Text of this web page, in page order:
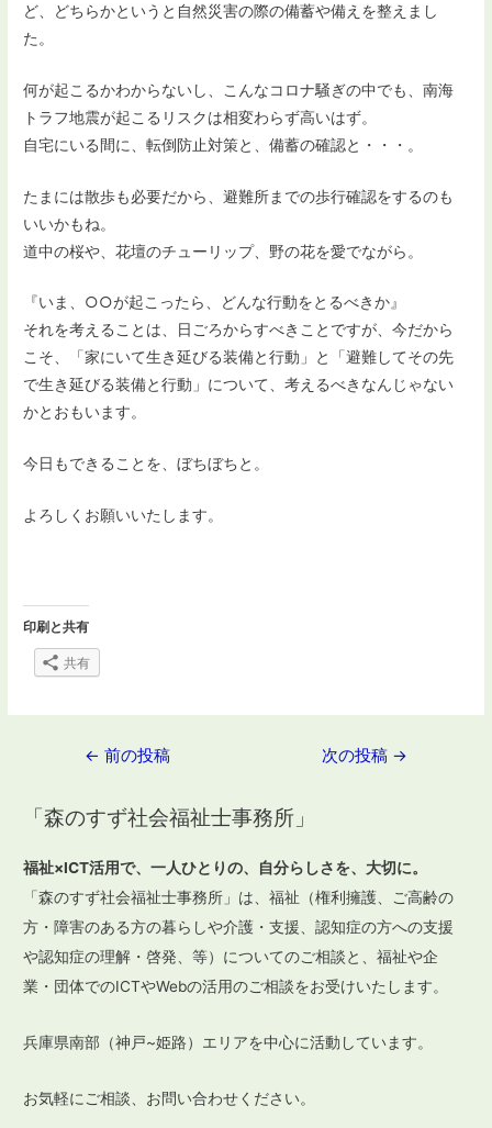
ど、どちらかというと自然災害の際の備蓄や備えを整えまし
た。
何が起こるかわからないし、こんなコロナ騒ぎの中でも、南海
トラフ地震が起こるリスクは相変わらず高いはず。
自宅にいる間に、転倒防止対策と、備蓄の確認と・・・。
たまには散歩も必要だから、避難所までの歩行確認をするのも
いいかもね。
道中の桜や、花壇のチューリップ、野の花を愛でながら。
『いま、○○が起こったら、どんな行動をとるべきか』
それを考えることは、日ごろからすべきことですが、今だから
こそ、「家にいて生き延びる装備と行動」と「避難してその先
で生き延びる装備と行動」について、考えるべきなんじゃない
かとおもいます。
今日もできることを、ぼちぼちと。
よろしくお願いいたします。
印刷と共有
共有
ナ
ビ
ゲ
ー
シ
ョ
ン
← 前の投稿 次の投稿 →
「森のすず社会福祉士事務所」
福祉×ICT活用で、一人ひとりの、自分らしさを、大切に。
「森のすず社会福祉士事務所」は、福祉（権利擁護、ご高齢の
方・障害のある方の暮らしや介護・支援、認知症の方への支援
や認知症の理解・啓発、等）についてのご相談と、福祉や企
業・団体でのICTやWebの活用のご相談をお受けいたします。
兵庫県南部（神戸~姫路）エリアを中心に活動しています。
お気軽にご相談、お問い合わせください。